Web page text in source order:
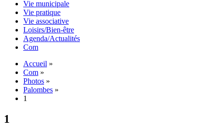
Vie municipale
Vie pratique
Vie associative
Loisirs/Bien-être
Agenda/Actualités
Com
Accueil »
Com »
Photos »
Palombes »
1
1